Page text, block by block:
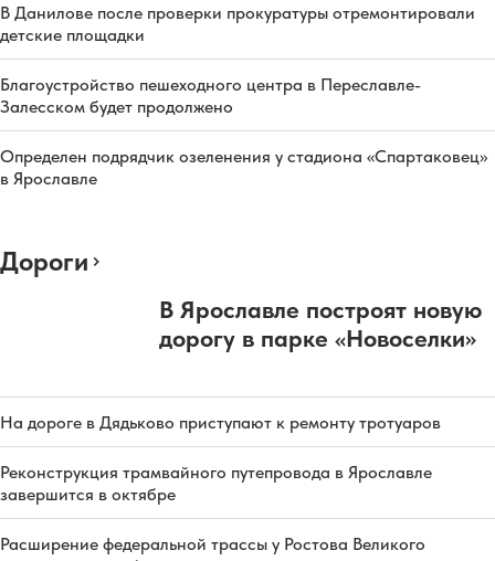
В Данилове после проверки прокуратуры отремонтировали
детские площадки
Благоустройство пешеходного центра в Переславле-
Залесском будет продолжено
Определен подрядчик озеленения у стадиона «Спартаковец»
в Ярославле
Дороги
В Ярославле построят новую
дорогу в парке «Новоселки»
На дороге в Дядьково приступают к ремонту тротуаров
Реконструкция трамвайного путепровода в Ярославле
завершится в октябре
Расширение федеральной трассы у Ростова Великого